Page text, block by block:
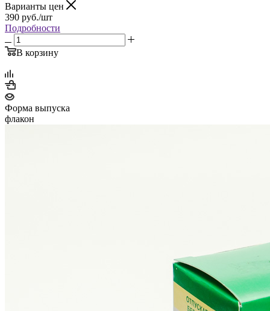
Варианты цен
390 руб./шт
Подробности
В корзину
Форма выпуска
флакон